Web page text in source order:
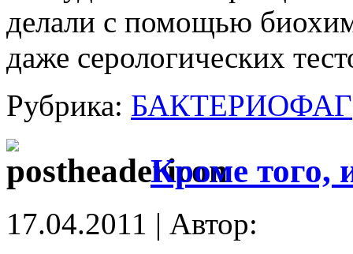
делали с помощью
даже серологических
Рубрика: БАКТЕРИОФАГ
Кроме того,
17.04.2011 | Автор: